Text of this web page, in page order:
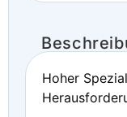
Hoher